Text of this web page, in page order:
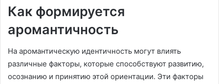
Как формируется
аромантичность
На аромантическую идентичность могут влиять
различные факторы, которые способствуют развитию,
осознанию и принятию этой ориентации. Эти факторы